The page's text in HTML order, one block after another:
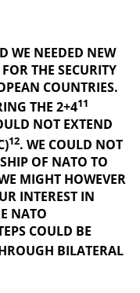
WE NEEDED NEW
THE SECURITY
COUNTRIES.
THE 2+411
NOT EXTEND
12. WE COULD NOT
OF NATO TO
MIGHT HOWEVER
INTEREST IN
NATO
COULD BE
BILATERAL